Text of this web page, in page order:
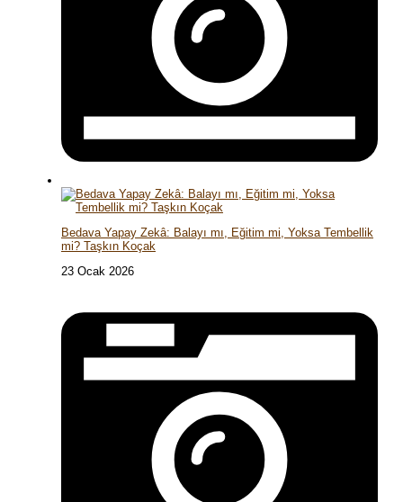
Bedava Yapay Zekâ: Balayı mı, Eğitim mi, Yoksa Tembellik
mi? Taşkın Koçak
23 Ocak 2026